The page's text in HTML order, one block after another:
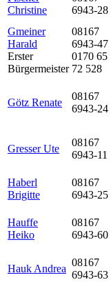
Christine
6943-28
Gmeiner
Harald
Erster
Bürgermeister
08167
6943-47
0170 65
72 528
Götz Renate
08167
6943-24
Gresser Ute
08167
6943-11
Haberl
Brigitte
08167
6943-25
Hauffe
Heiko
08167
6943-60
Hauk Andrea
08167
6943-63